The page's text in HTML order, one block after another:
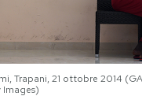
Trapani, 21 ottobre 2014
Images)